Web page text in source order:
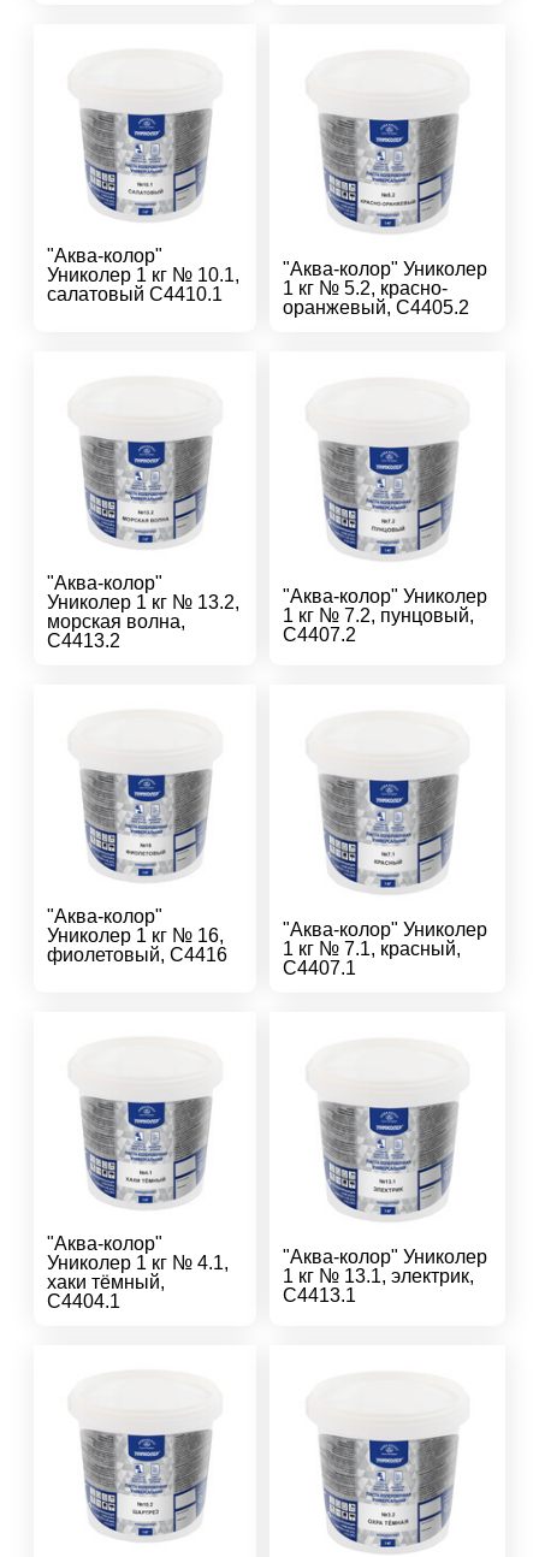
"Аква-колор"
Униколер 1 кг № 10.1,
салатовый С4410.1
"Аква-колор" Униколер
1 кг № 5.2, красно-
оранжевый, С4405.2
"Аква-колор"
Униколер 1 кг № 13.2,
морская волна,
С4413.2
"Аква-колор" Униколер
1 кг № 7.2, пунцовый,
С4407.2
"Аква-колор"
Униколер 1 кг № 16,
фиолетовый, С4416
"Аква-колор" Униколер
1 кг № 7.1, красный,
С4407.1
"Аква-колор"
Униколер 1 кг № 4.1,
хаки тёмный,
С4404.1
"Аква-колор" Униколер
1 кг № 13.1, электрик,
С4413.1